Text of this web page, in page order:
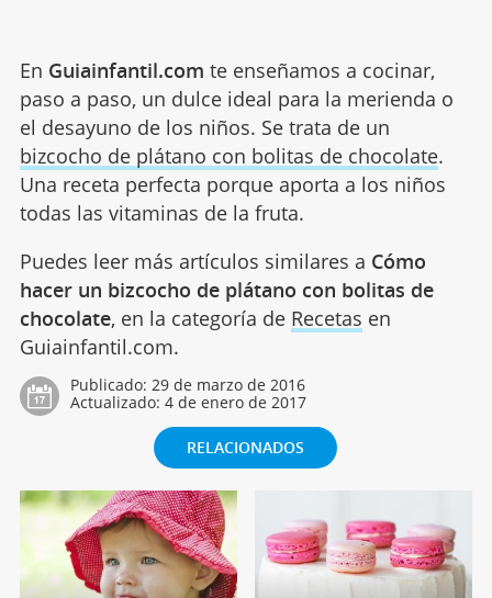
En Guiainfantil.com te enseñamos a cocinar,
paso a paso, un dulce ideal para la merienda o
el desayuno de los niños. Se trata de un
bizcocho de plátano con bolitas de chocolate.
Una receta perfecta porque aporta a los niños
todas las vitaminas de la fruta.
Puedes leer más artículos similares a Cómo
hacer un bizcocho de plátano con bolitas de
chocolate, en la categoría de Recetas en
Guiainfantil.com.
Publicado: 29 de marzo de 2016
Actualizado: 4 de enero de 2017
RELACIONADOS